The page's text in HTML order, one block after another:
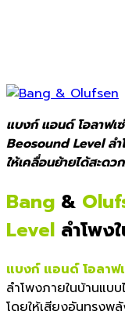
แบงก์ แอนด์ โอลาฟ
Beosound Level ล
ให้เคลื่อนย้ายได้สะดว
Bang &
Level ลำโพง
แบงก์ แอนด์ โอลาฟ
ลำโพงภายในบ้านแบ
โดยให้เสียงอันทรงพ